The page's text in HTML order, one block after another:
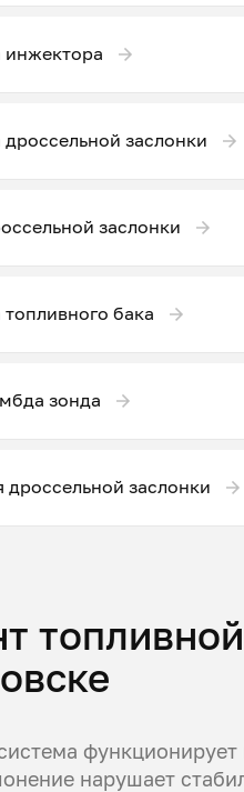
заслонки
заслонки
бака
зонда
дроссельной заслонки
нарушает